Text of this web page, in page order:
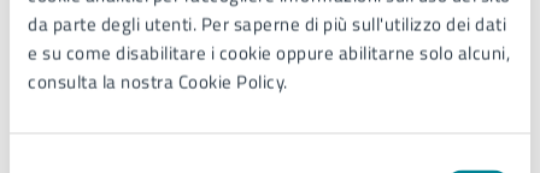
da parte degli utenti. Per saperne di più sull'utilizzo dei dati
e su come disabilitare i cookie oppure abilitarne solo alcuni,
consulta la nostra Cookie Policy.
Centro per la cultura